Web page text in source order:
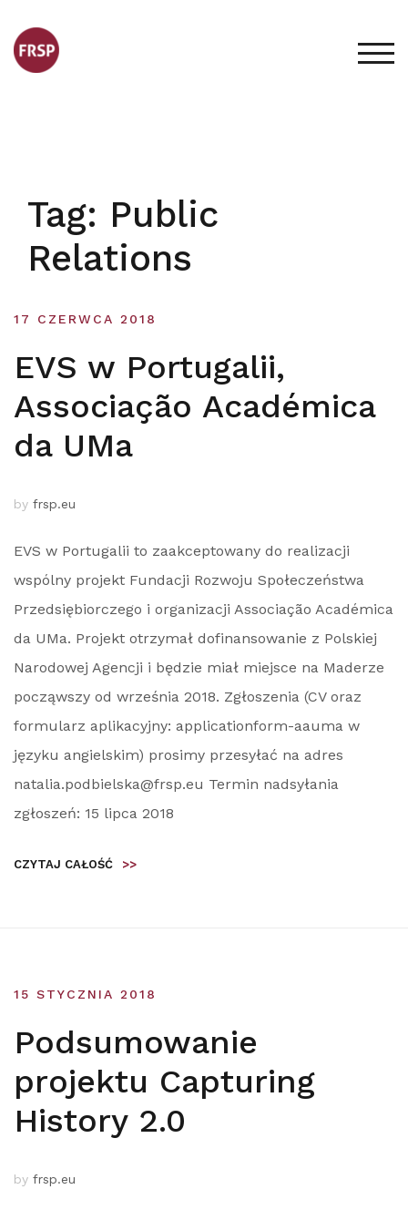
content
Tag: Public
Relations
17 CZERWCA 2018
EVS w Portugalii,
Associação Académica
da UMa
by frsp.eu
EVS w Portugalii to zaakceptowany do realizacji
wspólny projekt Fundacji Rozwoju Społeczeństwa
Przedsiębiorczego i organizacji Associação Académica
da UMa. Projekt otrzymał dofinansowanie z Polskiej
Narodowej Agencji i będzie miał miejsce na Maderze
począwszy od września 2018. Zgłoszenia (CV oraz
formularz aplikacyjny: applicationform-aauma w
języku angielskim) prosimy przesyłać na adres
natalia.podbielska@frsp.eu Termin nadsyłania
zgłoszeń: 15 lipca 2018
CZYTAJ CAŁOŚĆ >>
15 STYCZNIA 2018
Podsumowanie
projektu Capturing
History 2.0
by frsp.eu